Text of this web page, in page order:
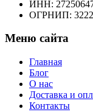
ИНН:
ОГРНИП:
Меню сайта
Главная
Блог
О нас
Доставка и
Контакты